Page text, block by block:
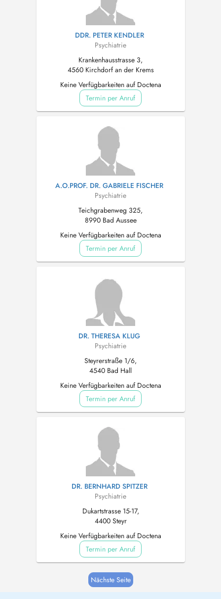
DDR. PETER KENDLER
Psychiatrie
Krankenhausstrasse 3,
4560 Kirchdorf an der Krems
Keine Verfügbarkeiten auf Doctena
Termin per Anruf
A.O.PROF. DR. GABRIELE FISCHER
Psychiatrie
Teichgrabenweg 325,
8990 Bad Aussee
Keine Verfügbarkeiten auf Doctena
Termin per Anruf
DR. THERESA KLUG
Psychiatrie
Steyrerstraße 1/6,
4540 Bad Hall
Keine Verfügbarkeiten auf Doctena
Termin per Anruf
DR. BERNHARD SPITZER
Psychiatrie
Dukartstrasse 15-17,
4400 Steyr
Keine Verfügbarkeiten auf Doctena
Termin per Anruf
Nächste Seite